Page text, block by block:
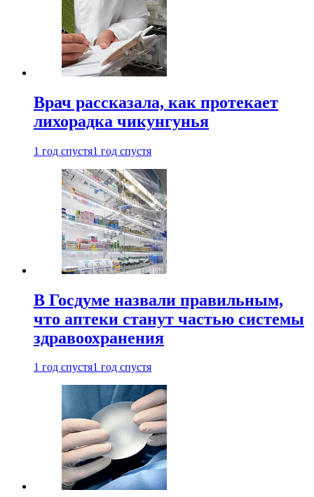
Врач рассказала, как протекает
лихорадка чикунгунья
1 год спустя1 год спустя
В Госдуме назвали правильным,
что аптеки станут частью системы
здравоохранения
1 год спустя1 год спустя